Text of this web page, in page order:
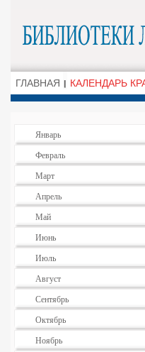
ГЛАВНАЯ КАЛЕНДАРЬ
Январь
Февраль
Март
Апрель
Май
Июнь
Июль
Август
Сентябрь
Октябрь
Ноябрь